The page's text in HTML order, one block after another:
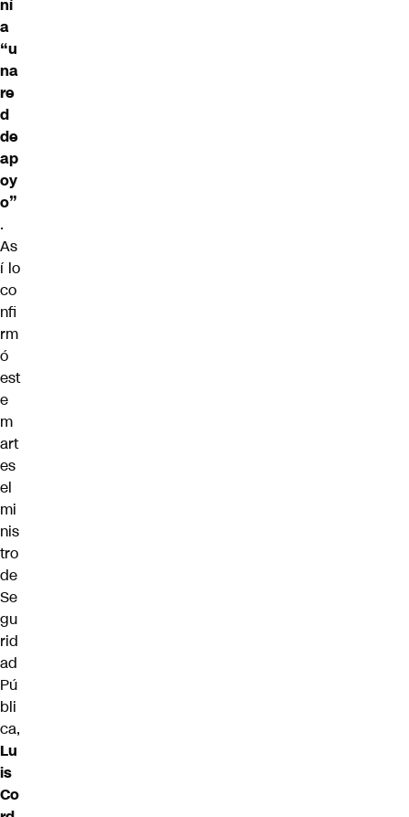
ní
a
“u
na
re
d
de
ap
oy
o”
.
As
í lo
co
nfi
rm
ó
est
e
m
art
es
el
mi
nis
tro
de
Se
gu
rid
ad
Pú
bli
ca,
Lu
is
Co